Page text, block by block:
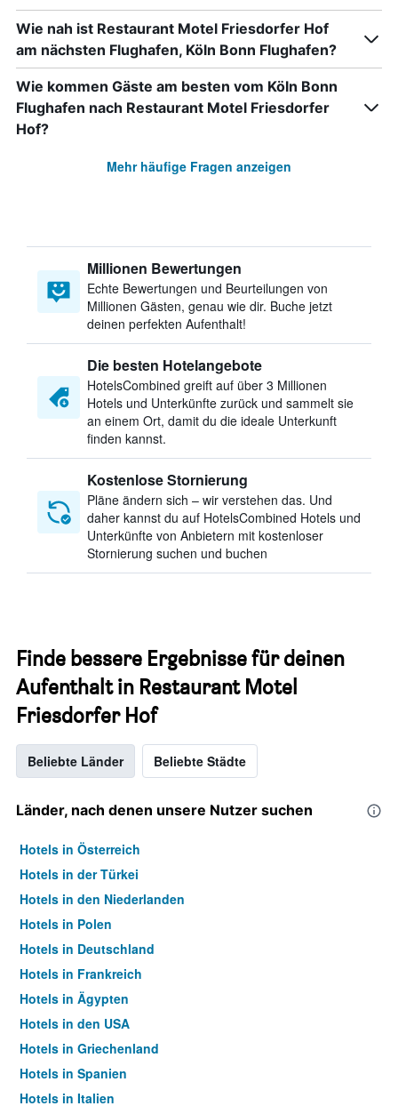
Wie nah ist Restaurant Motel Friesdorfer Hof
am nächsten Flughafen, Köln Bonn Flughafen?
Wie kommen Gäste am besten vom Köln Bonn
Flughafen nach Restaurant Motel Friesdorfer
Hof?
Mehr häufige Fragen anzeigen
Millionen Bewertungen
Echte Bewertungen und Beurteilungen von
Millionen Gästen, genau wie dir. Buche jetzt
deinen perfekten Aufenthalt!
Die besten Hotelangebote
HotelsCombined greift auf über 3 Millionen
Hotels und Unterkünfte zurück und sammelt sie
an einem Ort, damit du die ideale Unterkunft
finden kannst.
Kostenlose Stornierung
Pläne ändern sich – wir verstehen das. Und
daher kannst du auf HotelsCombined Hotels und
Unterkünfte von Anbietern mit kostenloser
Stornierung suchen und buchen
Finde bessere Ergebnisse für deinen
Aufenthalt in Restaurant Motel
Friesdorfer Hof
Beliebte Länder Beliebte Städte
Länder, nach denen unsere Nutzer suchen
Hotels in Österreich
Hotels in der Türkei
Hotels in den Niederlanden
Hotels in Polen
Hotels in Deutschland
Hotels in Frankreich
Hotels in Ägypten
Hotels in den USA
Hotels in Griechenland
Hotels in Spanien
Hotels in Italien